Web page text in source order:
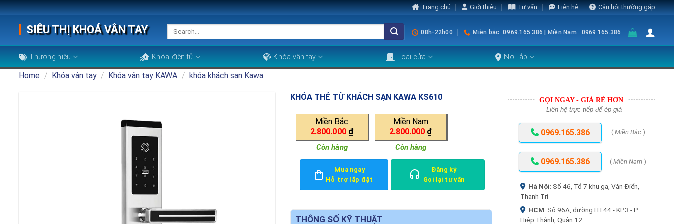
Skip
content
Trang chủ Giới thiệu Tư vấn Liên hệ Câu hỏi thường gặp
SIÊU THỊ KHOÁ VÂN TAY
Search
for:
08h-22h00 Miền bắc: 0969.165.386 | Miền Nam : 0969.165.386
Thương hiệu Khóa điện tử Khóa vân tay Loại cửa Nơi lắp
Home / Khóa vân tay / Khóa vân tay KAWA / khóa khách sạn Kawa
KHÓA THẺ TỪ KHÁCH SẠN KAWA KS610
Miền Bắc
2.800.000 ₫
Còn hàng
Miền Nam
2.800.000 ₫
Còn hàng
Mua ngay
Hỗ trợ lắp đặt
Đăng ký
Gọi lại tư vấn
THÔNG SỐ KỸ THUẬT
GỌI NGAY - GIÁ RẺ HƠN
Liên hệ trực tiếp để ép giá
0969.165.386 ( Miền Bắc )
0969.165.386 (Miền Nam )
Hà Nội: Số 46, Tổ 7 khu ga, Văn Điển,
Thanh Trì
HCM: Số 96A, đường HT44 - KP3 - P.
Hiệp Thành, Quận 12.